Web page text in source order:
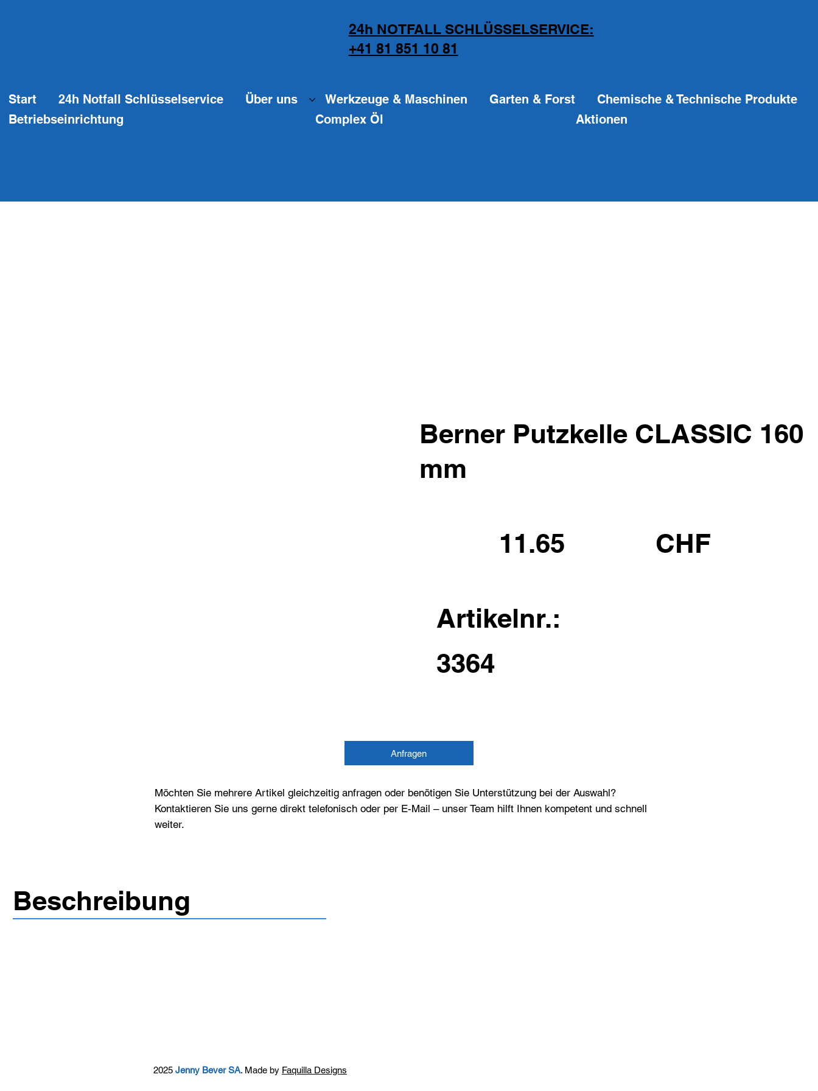
24h NOTFALL SCHLÜSSELSERVICE:
+41 81 851 10 81
Start 24h Notfall Schlüsselservice Über uns Werkzeuge & Maschinen Garten & Forst
Chemische & Technische Produkte
Betriebseinrichtung
Complex Öl Aktionen
Berner Putzkelle CLASSIC 160
mm
11.65 CHF
Artikelnr.:
3364
Anfragen
Möchten Sie mehrere Artikel gleichzeitig anfragen oder benötigen Sie Unterstützung bei der Auswahl?
Kontaktieren Sie uns gerne direkt telefonisch oder per E-Mail – unser Team hilft Ihnen kompetent und schnell
weiter.
Beschreibung
2025 Jenny Bever SA. Made by Faquilla Designs